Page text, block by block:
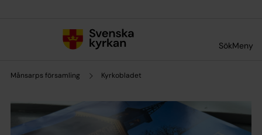
SökMeny
Månsarps församling Kyrkobladet